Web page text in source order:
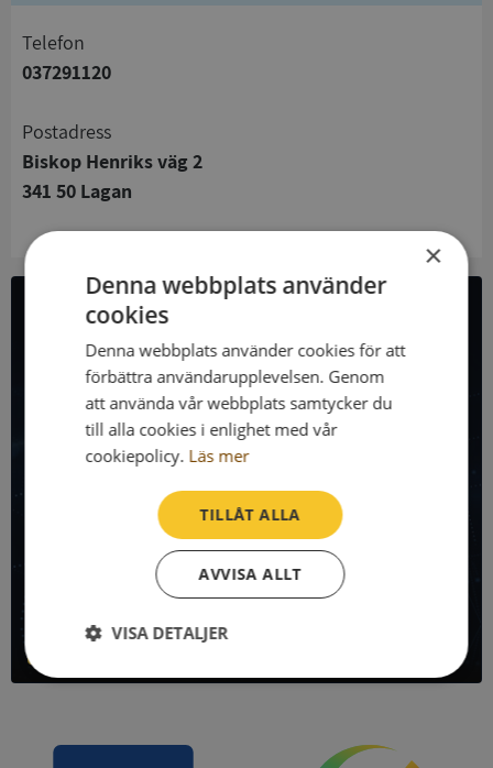
telefon
037291120
Postadress
Biskop Henriks väg 2
341 50 Lagan
All företagsdata i API
Få all denna företagsinformation i Syna API
Syna API är ett blixtsnabbt API där du kan hämta
registrerade företagsuppgifter, betalningsanmärkningar,
skatteuppgifter och mycket mer på alla Sveriges företag
Denna sida använder Syna API. Bli kund idag och kom igång
Läs mer om Syna API
×
Denna webbplats använder
cookies
Denna webbplats använder cookies för att
förbättra användarupplevelsen. Genom
att använda vår webbplats samtycker du
till alla cookies i enlighet med vår
cookiepolicy. Läs mer
TILLÅT ALLA
AVVISA ALLT
VISA DETALJER
Strikt
Prestanda Inriktning